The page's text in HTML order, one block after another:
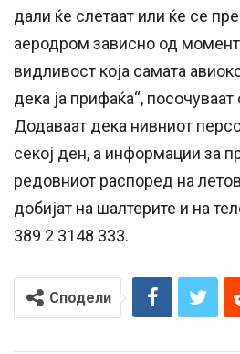
дали ќе слетаат или ќе се
аеродром зависно од
видливост која самата
дека ја прифаќа“,
Додаваат дека нивниот п
секој ден, а информации за
редовниот распоред на
добијат на шалтерите и на
389 2 3148 333.
Сподели